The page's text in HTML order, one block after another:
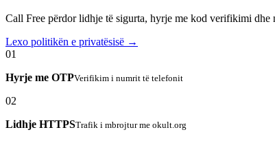
Call Free përdor lidhje të sigurta, hyrje me kod verifikimi dhe
Lexo politikën e privatësisë →
01
Hyrje me OTPVerifikim i numrit të telefonit
02
Lidhje HTTPSTrafik i mbrojtur me okult.org